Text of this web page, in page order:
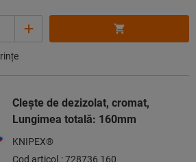
Cleşte de dezizolat, cromat,
Lungimea totală: 160mm
KNIPEX®
Cod articol.: 728736 160